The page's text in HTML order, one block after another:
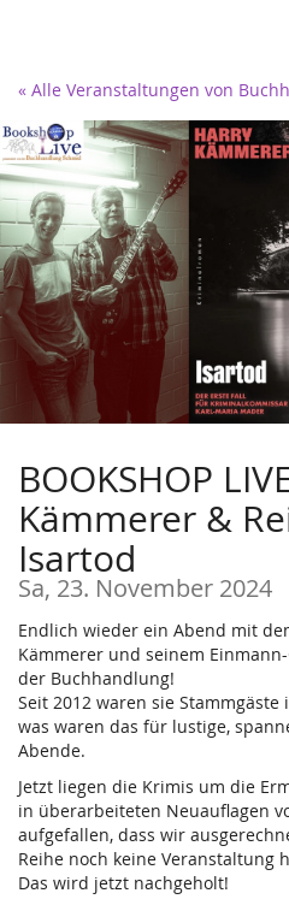
springen
« Alle Veranstaltungen von
BOOKSHOP
Kämmerer &
Isartod
Sa, 23. November 2024
Endlich wieder ein Abend mit
Kämmerer und seinem
der Buchhandlung!
Seit 2012 waren sie
was waren das für lustige,
Abende.
Jetzt liegen die Krimis um die
in überarbeiteten Neuauflagen
aufgefallen, dass wir
Reihe noch keine Veranstaltung
Das wird jetzt nachgeholt!